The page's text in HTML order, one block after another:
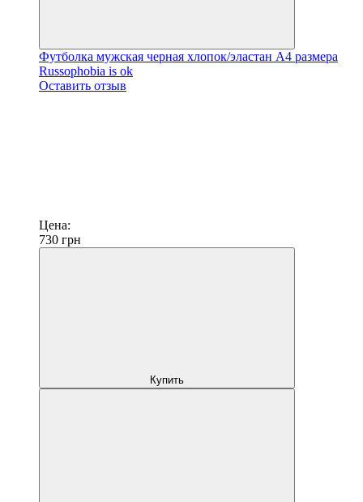
Футболка мужская черная хлопок/эластан А4 размера
Russophobia is ok
Оставить отзыв
Цена:
730 грн
Купить